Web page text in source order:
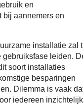
en
bij aannemers en
installatie zal
gebruiksfase leiden.
soort installaties
besparingen
Dilemma is vaak
iedereen